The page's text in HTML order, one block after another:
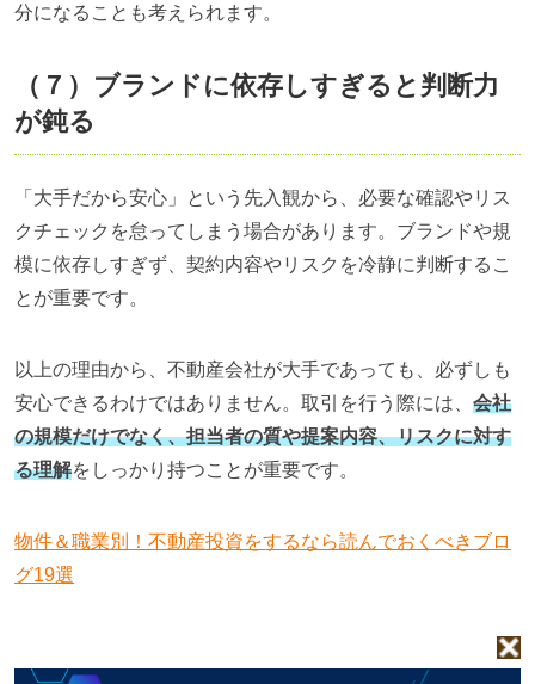
分になることも考えられます。
（７）ブランドに依存しすぎると判断力
が鈍る
「大手だから安心」という先入観から、必要な確認やリス
クチェックを怠ってしまう場合があります。ブランドや規
模に依存しすぎず、契約内容やリスクを冷静に判断するこ
とが重要です。
以上の理由から、不動産会社が大手であっても、必ずしも
安心できるわけではありません。取引を行う際には、 会社
の規模だけでなく、担当者の質や提案内容、リスクに対す
る理解をしっかり持つことが重要です。
物件＆職業別！不動産投資をするなら読んでおくべきブロ
グ19選